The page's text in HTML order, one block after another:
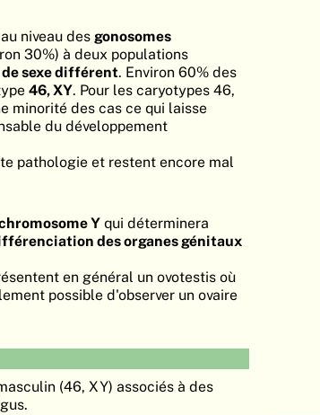
niveau des gonosomes
30%) à deux populations
sexe différent. Environ 60% des
46, XY. Pour les caryotypes 46,
minorité des cas ce qui laisse
du développement
pathologie et restent encore mal
Y qui déterminera
des organes génitaux
en général un ovotestis où
possible d'observer un ovaire
(46, XY) associés à des